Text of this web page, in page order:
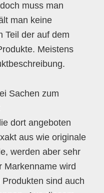
muss man
man keine
Teil der auf dem
Meistens
Sachen zum
dort angeboten
aus wie originale
werden aber sehr
Markenname wird
sind auch